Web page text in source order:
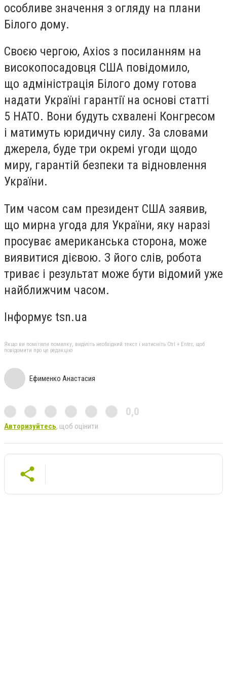
особливе значення з огляду на плани
Білого дому.
Своєю чергою, Axios з посиланням на
високопосадовця США повідомило,
що адміністрація Білого дому готова
надати Україні гарантії на основі статті
5 НАТО. Вони будуть схвалені Конгресом
і матимуть юридичну силу. За словами
джерела, буде три окремі угоди щодо
миру, гарантій безпеки та відновлення
України.
Тим часом сам президент США заявив,
що мирна угода для України, яку наразі
просуває американська сторона, може
виявитися дієвою. З його слів, робота
триває і результат може бути відомий уже
найближчим часом.
Інформує tsn.ua
Якщо ви помітили помилку, виділіть необхідний текст і натисніть Ctrl + Enter, щоб
повідомити про це редакцію
Ефименко Анастасия
0,0
Авторизуйтесь, щоб оцінити